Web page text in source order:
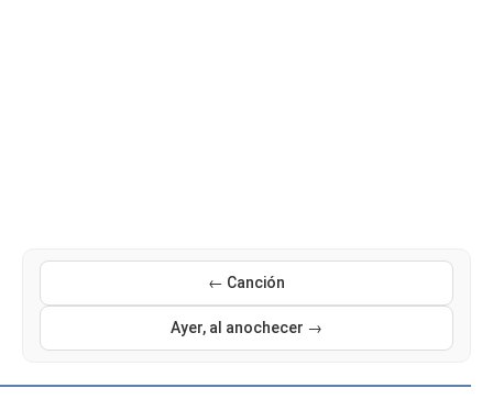
← Canción
Ayer, al anochecer →